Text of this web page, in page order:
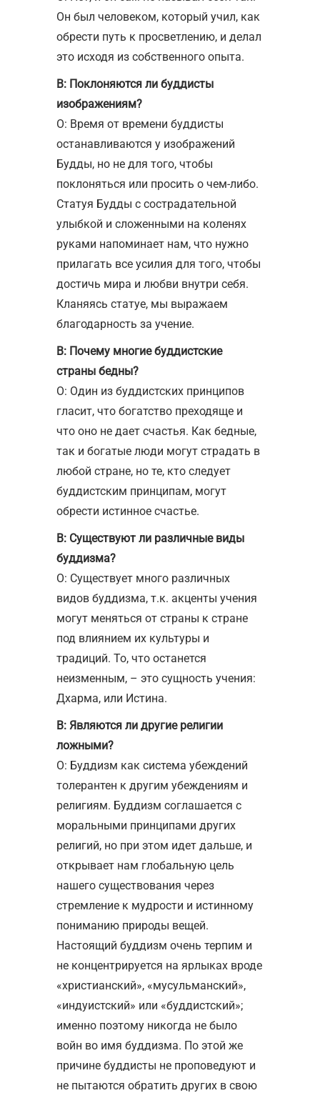
Он был человеком, который учил, как
обрести путь к просветлению, и делал
это исходя из собственного опыта.
В: Поклоняются ли буддисты
изображениям?
О: Время от времени буддисты
останавливаются у изображений
Будды, но не для того, чтобы
поклоняться или просить о чем-либо.
Статуя Будды с сострадательной
улыбкой и сложенными на коленях
руками напоминает нам, что нужно
прилагать все усилия для того, чтобы
достичь мира и любви внутри себя.
Кланяясь статуе, мы выражаем
благодарность за учение.
В: Почему многие буддистские
страны бедны?
О: Один из буддистских принципов
гласит, что богатство преходяще и
что оно не дает счастья. Как бедные,
так и богатые люди могут страдать в
любой стране, но те, кто следует
буддистским принципам, могут
обрести истинное счастье.
В: Существуют ли различные виды
буддизма?
О: Существует много различных
видов буддизма, т.к. акценты учения
могут меняться от страны к стране
под влиянием их культуры и
традиций. То, что останется
неизменным, – это сущность учения:
Дхарма, или Истина.
В: Являются ли другие религии
ложными?
О: Буддизм как система убеждений
толерантен к другим убеждениям и
религиям. Буддизм соглашается с
моральными принципами других
религий, но при этом идет дальше, и
открывает нам глобальную цель
нашего существования через
стремление к мудрости и истинному
пониманию природы вещей.
Настоящий буддизм очень терпим и
не концентрируется на ярлыках вроде
«христианский», «мусульманский»,
«индуистский» или «буддистский»;
именно поэтому никогда не было
войн во имя буддизма. По этой же
причине буддисты не проповедуют и
не пытаются обратить других в свою